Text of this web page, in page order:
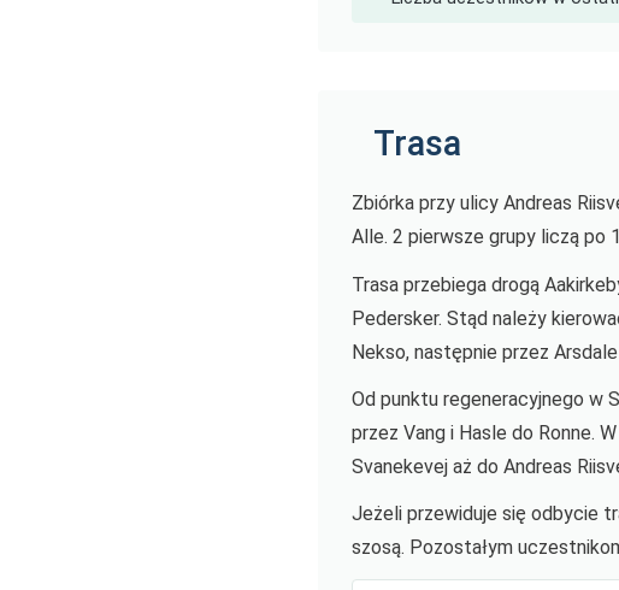
Trasa
Zbiórka przy ulicy Andreas
Alle. 2 pierwsze grupy liczą po
Trasa przebiega drogą
Pedersker. Stąd należy
Nekso, następnie przez
Od punktu regeneracyjnego w
przez Vang i Hasle do Ronne.
Svanekevej aż do Andreas
Jeżeli przewiduje się odbycie
szosą. Pozostałym